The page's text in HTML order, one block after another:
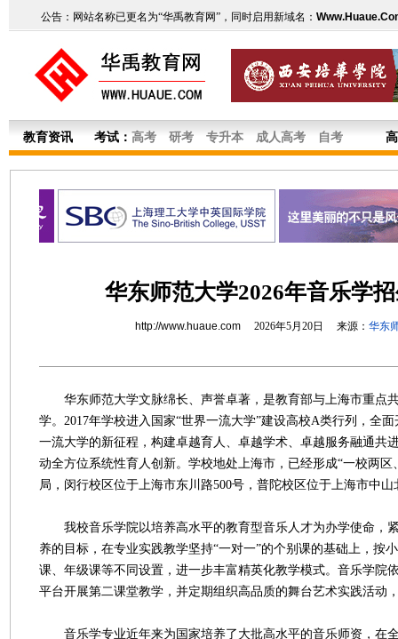
公告：网站名称已更名为“华禹教育网”，同时启用新域名：
教育资讯 考试： 高考 研考 专升本 成人高考 自考
华东师范大学2026年音乐学
http://www.huaue.com2026年5月20日 来源： 华东
华东师范大学文脉绵长、声誉卓著，是教育部与上海市重点
学。2017年学校进入国家“世界一流大学”建设高校A类行列，全
一流大学的新征程，构建卓越育人、卓越学术、卓越服务融通共
动全方位系统性育人创新。学校地处上海市，已经形成“一校两区
局，闵行校区位于上海市东川路500号，普陀校区位于上海市中山
我校音乐学院以培养高水平的教育型音乐人才为办学使命，紧
养的目标，在专业实践教学坚持“一对一”的个别课的基础上，按
课、年级课等不同设置，进一步丰富精英化教学模式。音乐学院
平台开展第二课堂教学，并定期组织高品质的舞台艺术实践活动
音乐学专业近年来为国家培养了大批高水平的音乐师资，在